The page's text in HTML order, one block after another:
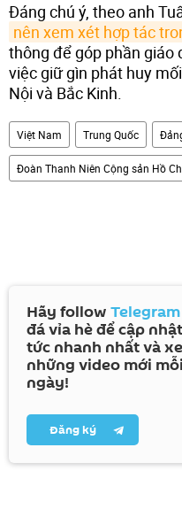
Đáng chú ý, theo anh
nên xem xét hợp tác
thông để góp phần giáo
việc giữ gìn phát huy
Nội và Bắc Kinh.
Việt Nam Trung Quốc
Đoàn Thanh Niên Cộng sản Hồ
Hãy follow Telegram
đá vỉa hè để cập
tức nhanh nhất và
những video mới mỗi
ngày!
Đăng ký